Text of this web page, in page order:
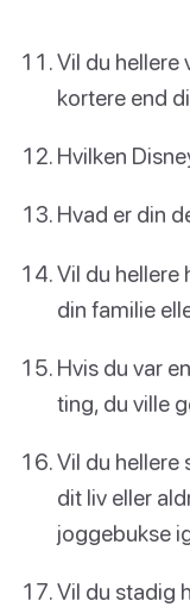
Vil du hellere
kortere end
Hvilken
Hvad er din
Vil du hellere
din familie
Hvis du var
ting, du ville
Vil du
dit liv eller
joggebukse
Vil du stadig